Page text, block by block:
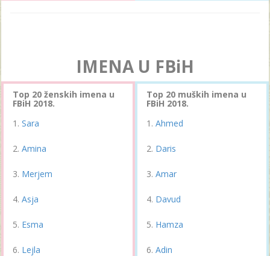
IMENA U FBiH
Top 20 ženskih imena u
FBiH 2018.
Sara
Amina
Merjem
Asja
Esma
Lejla
Top 20 muških imena u
FBiH 2018.
Ahmed
Daris
Amar
Davud
Hamza
Adin